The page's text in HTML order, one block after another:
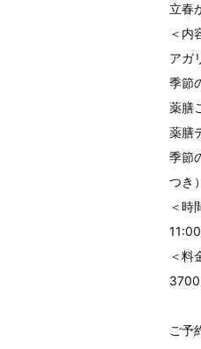
立春
＜内
アガ
季節
薬膳
薬膳
季節
つき）
＜時
＜料
3700
ご予